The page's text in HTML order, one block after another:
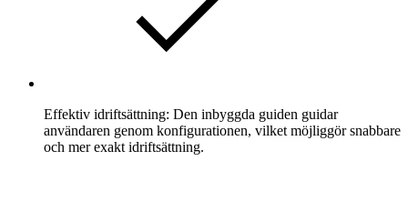
Effektiv idriftsättning: Den inbyggda guiden guidar
användaren genom konfigurationen, vilket möjliggör snabbare
och mer exakt idriftsättning.